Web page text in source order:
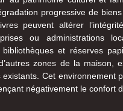
progressive de
peuvent altérer
ou administrations
et réserves
zones de la maison,
existants. Cet environnement
négativement le confort